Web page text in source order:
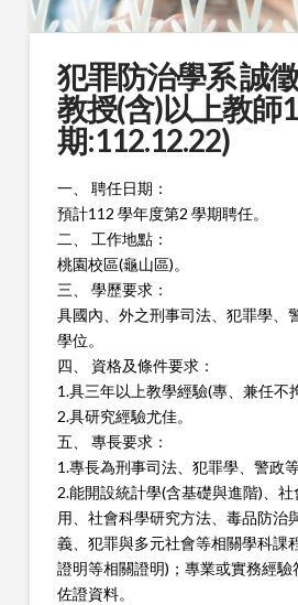
犯罪防治學系 誠
教授(含)以上教師
期:112.12.22)
一、 聘任日期：
預計112 學年度第2 學期聘任。
二、 工作地點：
桃園校區(龜山區)。
三、 學歷要求：
具國內、外之刑事司法、犯罪學、
學位。
四、 資格及條件要求：
1.具三年以上教學經驗(專、兼任不
2.具研究經驗尤佳。
五、 專長要求：
1.專長為刑事司法、犯罪學、警政等
2.能開設統計學(含基礎與進階)、
用、社會科學研究方法、毒品防治
義、犯罪與多元社會等相關學科課
證明等相關證明)；專業或實務經驗
佐證資料。